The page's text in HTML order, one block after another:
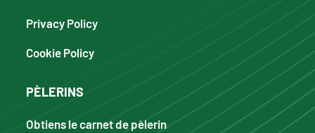
Privacy Policy
Cookie Policy
PÈLERINS
Obtiens le carnet de pèlerin